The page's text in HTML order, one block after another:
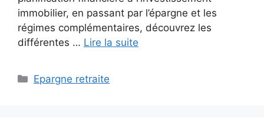
immobilier, en passant par l’épargne et les
régimes complémentaires, découvrez les
différentes … Lire la suite
Catégories
Epargne retraite